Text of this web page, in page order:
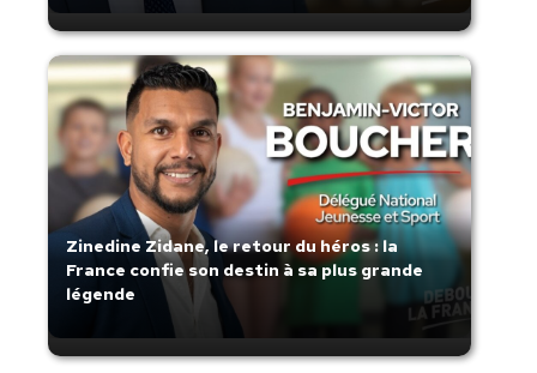
Zinedine Zidane, le retour du héros : la
France confie son destin à sa plus grande
légende